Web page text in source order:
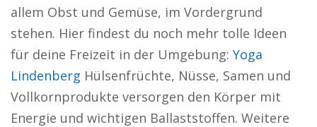
allem Obst und Gemüse, im Vordergrund
stehen. Hier findest du noch mehr tolle Ideen
für deine Freizeit in der Umgebung: Yoga
Lindenberg Hülsenfrüchte, Nüsse, Samen und
Vollkornprodukte versorgen den Körper mit
Energie und wichtigen Ballaststoffen. Weitere